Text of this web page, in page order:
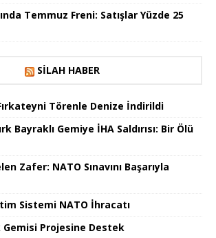
Temmuz Freni: Satışlar Yüzde 25
SILAH HABER
Törenle Denize İndirildi
Bayraklı Gemiye İHA Saldırısı: Bir Ölü
Zafer: NATO Sınavını Başarıyla
Sistemi NATO İhracatı
Gemisi Projesine Destek